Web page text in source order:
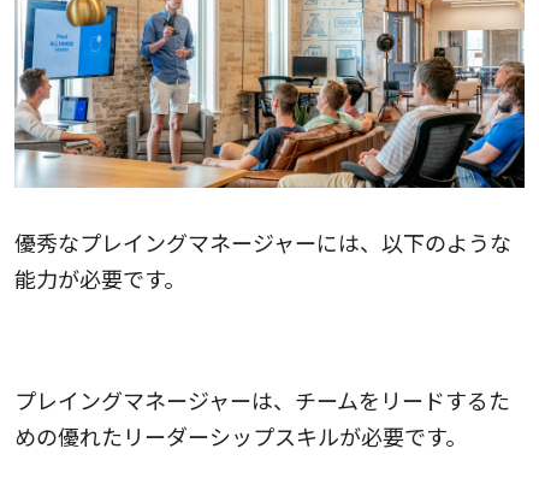
優秀なプレイングマネージャーには、以下のような
能力が必要です。
プレイングマネージャーは、チームをリードするた
めの優れたリーダーシップスキルが必要です。